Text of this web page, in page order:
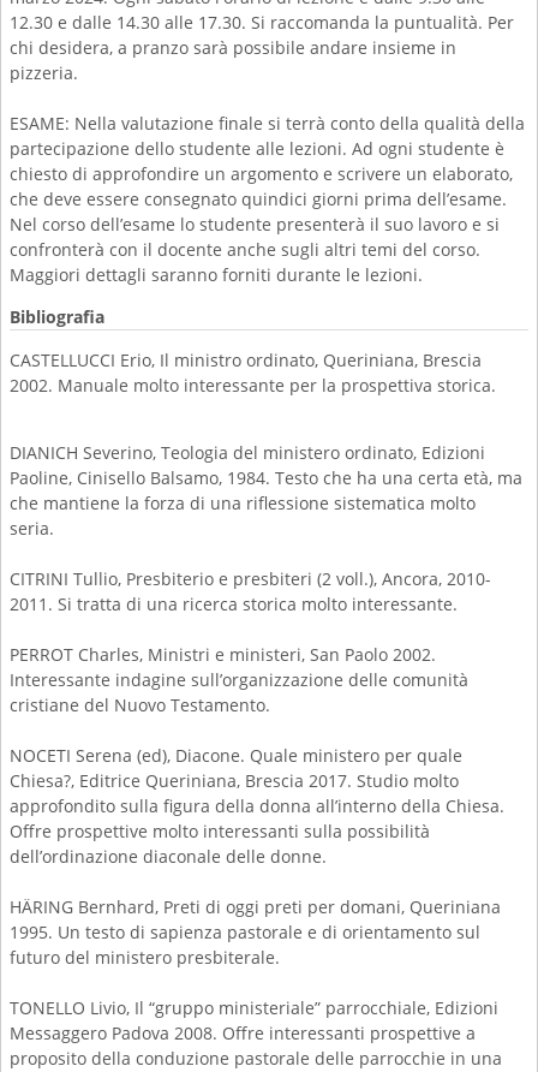
12.30 e dalle 14.30 alle 17.30. Si raccomanda la puntualità. Per
chi desidera, a pranzo sarà possibile andare insieme in
pizzeria.
ESAME: Nella valutazione finale si terrà conto della qualità della
partecipazione dello studente alle lezioni. Ad ogni studente è
chiesto di approfondire un argomento e scrivere un elaborato,
che deve essere consegnato quindici giorni prima dell’esame.
Nel corso dell’esame lo studente presenterà il suo lavoro e si
confronterà con il docente anche sugli altri temi del corso.
Maggiori dettagli saranno forniti durante le lezioni.
Bibliografia
CASTELLUCCI Erio, Il ministro ordinato, Queriniana, Brescia
2002. Manuale molto interessante per la prospettiva storica.
DIANICH Severino, Teologia del ministero ordinato, Edizioni
Paoline, Cinisello Balsamo, 1984. Testo che ha una certa età, ma
che mantiene la forza di una riflessione sistematica molto
seria.
CITRINI Tullio, Presbiterio e presbiteri (2 voll.), Ancora, 2010-
2011. Si tratta di una ricerca storica molto interessante.
PERROT Charles, Ministri e ministeri, San Paolo 2002.
Interessante indagine sull’organizzazione delle comunità
cristiane del Nuovo Testamento.
NOCETI Serena (ed), Diacone. Quale ministero per quale
Chiesa?, Editrice Queriniana, Brescia 2017. Studio molto
approfondito sulla figura della donna all’interno della Chiesa.
Offre prospettive molto interessanti sulla possibilità
dell’ordinazione diaconale delle donne.
HӒRING Bernhard, Preti di oggi preti per domani, Queriniana
1995. Un testo di sapienza pastorale e di orientamento sul
futuro del ministero presbiterale.
TONELLO Livio, Il “gruppo ministeriale” parrocchiale, Edizioni
Messaggero Padova 2008. Offre interessanti prospettive a
proposito della conduzione pastorale delle parrocchie in una